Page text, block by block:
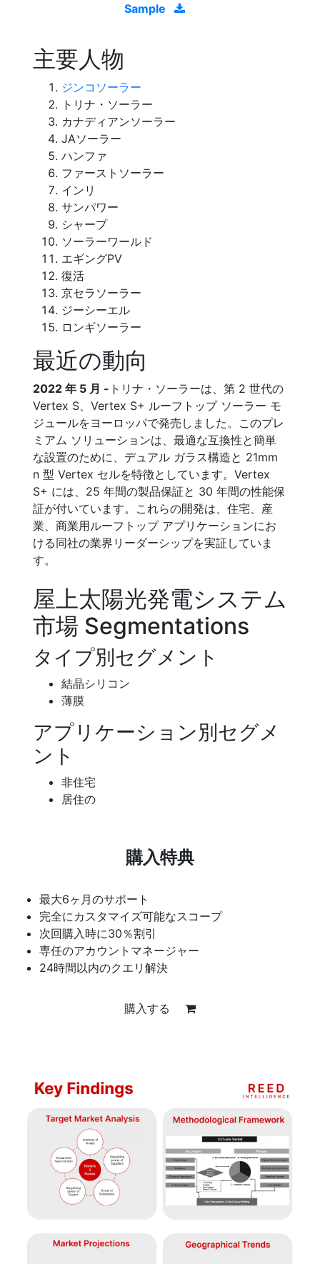
Sample
主要人物
ジンコソーラー
トリナ・ソーラー
カナディアンソーラー
JAソーラー
ハンファ
ファーストソーラー
インリ
サンパワー
シャープ
ソーラーワールド
エギングPV
復活
京セラソーラー
ジーシーエル
ロンギソーラー
最近の動向
2022 年 5 月 - トリナ・ソーラーは、第 2 世代の
Vertex S、Vertex S+ ルーフトップ ソーラー モ
ジュールをヨーロッパで発売しました。このプレ
ミアム ソリューションは、最適な互換性と簡単
な設置のために、デュアル ガラス構造と 21mm
n 型 Vertex セルを特徴としています。Vertex
S+ には、25 年間の製品保証と 30 年間の性能保
証が付いています。これらの開発は、住宅、産
業、商業用ルーフトップ アプリケーションにお
ける同社の業界リーダーシップを実証していま
す。
屋上太陽光発電システム
市場 Segmentations
タイプ別セグメント
結晶シリコン
薄膜
アプリケーション別セグメ
ント
非住宅
居住の
購入特典
最大6ヶ月のサポート
完全にカスタマイズ可能なスコープ
次回購入時に30％割引
専任のアカウントマネージャー
24時間以内のクエリ解決
購入する